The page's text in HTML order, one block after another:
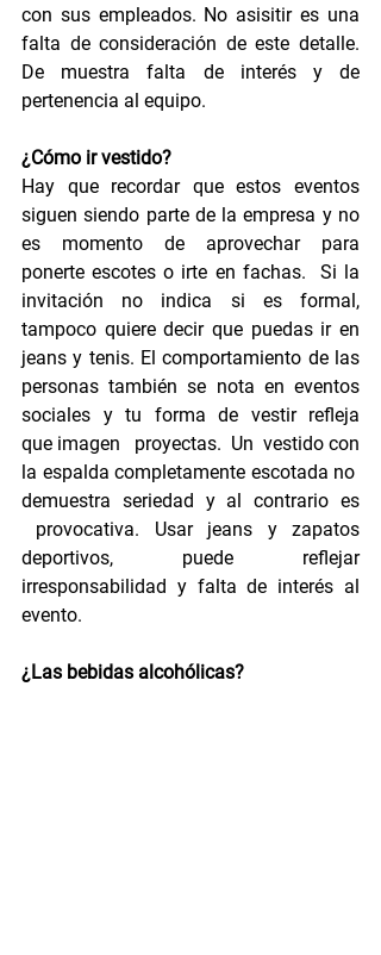
con sus empleados. No asisitir es una
falta de consideración de este detalle.
De muestra falta de interés y de
pertenencia al equipo.
¿Cómo ir vestido?
Hay que recordar que estos eventos
siguen siendo parte de la empresa y no
es momento de aprovechar para
ponerte escotes o irte en fachas.  Si la
invitación no indica si es formal,
tampoco quiere decir que puedas ir en
jeans y tenis. El comportamiento de las
personas también se nota en eventos
sociales y tu forma de vestir refleja
que imagen   proyectas.  Un  vestido con
la espalda completamente escotada no
demuestra seriedad y al contrario es
provocativa. Usar jeans y zapatos
deportivos, puede reflejar
irresponsabilidad y falta de interés al
evento.
¿Las bebidas alcohólicas?